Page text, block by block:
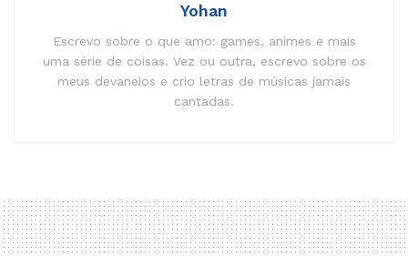
Yohan
Escrevo sobre o que amo: games, animes e mais
uma série de coisas. Vez ou outra, escrevo sobre os
meus devaneios e crio letras de músicas jamais
cantadas.